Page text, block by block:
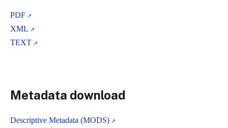
PDF
XML
TEXT
Metadata download
Descriptive Metadata (MODS)